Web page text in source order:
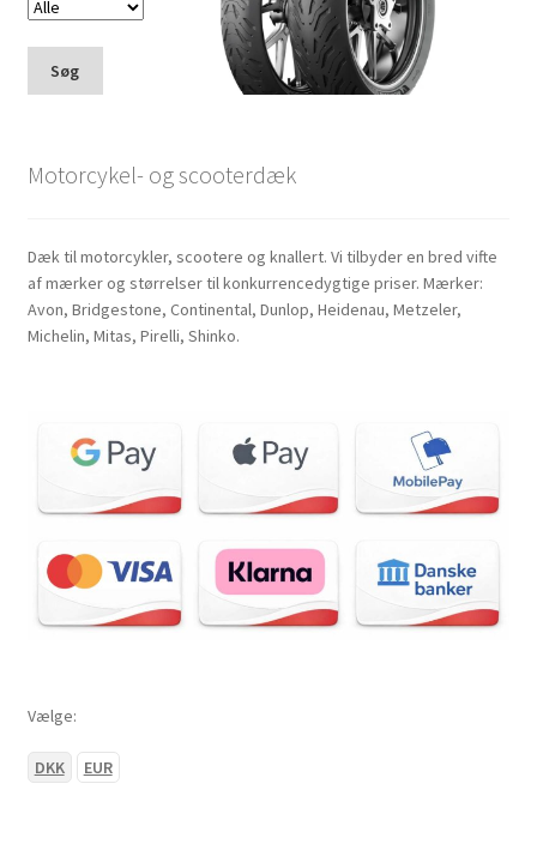
Søg
Motorcykel- og scooterdæk
Dæk til motorcykler, scootere og knallert. Vi tilbyder en bred vifte
af mærker og størrelser til konkurrencedygtige priser. Mærker:
Avon, Bridgestone, Continental, Dunlop, Heidenau, Metzeler,
Michelin, Mitas, Pirelli, Shinko.
Vælge:
DKK EUR